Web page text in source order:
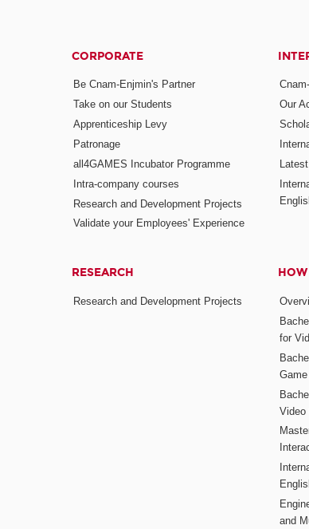
CORPORATE
Be Cnam-Enjmin's Partner
Take on our Students
Apprenticeship Levy
Patronage
all4GAMES Incubator Programme
Intra-company courses
Research and Development Projects
Validate your Employees' Experience
Our
RESEARCH
Research and Development Projects
for
Video
and